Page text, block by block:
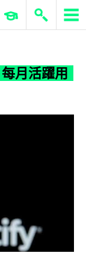
ERP 與商業 AI
月活躍用